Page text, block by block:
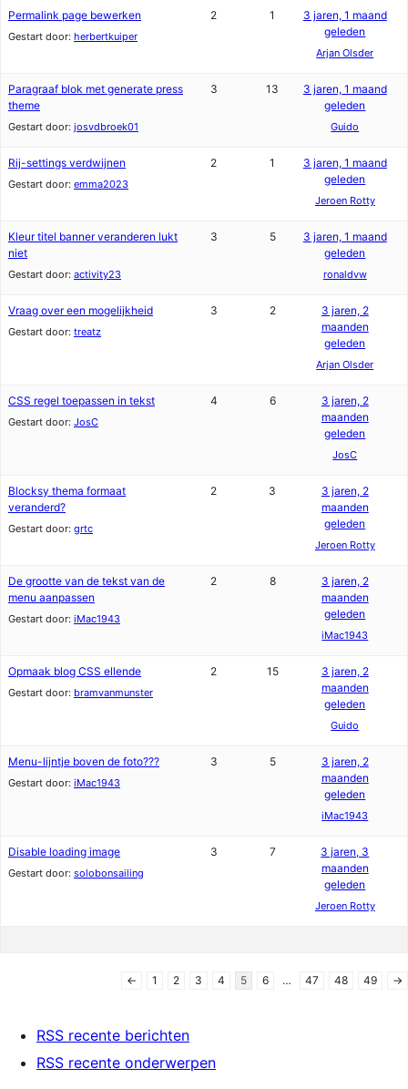
Permalink page bewerken
Gestart door: herbertkuiper
2 1
3 jaren, 1 maand
geleden
Arjan Olsder
Paragraaf blok met generate press
theme
Gestart door: josvdbroek01
3 13
3 jaren, 1 maand
geleden
Guido
Rij-settings verdwijnen
Gestart door: emma2023
2 1
3 jaren, 1 maand
geleden
Jeroen Rotty
Kleur titel banner veranderen lukt
niet
Gestart door: activity23
3 5
3 jaren, 1 maand
geleden
ronaldvw
Vraag over een mogelijkheid
Gestart door: treatz
3 2
3 jaren, 2
maanden
geleden
Arjan Olsder
CSS regel toepassen in tekst
Gestart door: JosC
4 6
3 jaren, 2
maanden
geleden
JosC
Blocksy thema formaat
veranderd?
Gestart door: grtc
2 3
3 jaren, 2
maanden
geleden
Jeroen Rotty
De grootte van de tekst van de
menu aanpassen
Gestart door: iMac1943
2 8
3 jaren, 2
maanden
geleden
iMac1943
Opmaak blog CSS ellende
Gestart door: bramvanmunster
2 15
3 jaren, 2
maanden
geleden
Guido
Menu-lijntje boven de foto???
Gestart door: iMac1943
3 5
3 jaren, 2
maanden
geleden
iMac1943
Disable loading image
Gestart door: solobonsailing
3 7
3 jaren, 3
maanden
geleden
Jeroen Rotty
← 1 2 3 4 5 6 … 47 48 49 →
RSS recente berichten
RSS recente onderwerpen